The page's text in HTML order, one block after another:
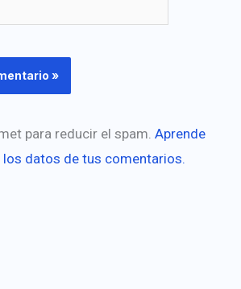
para reducir el spam.Aprende
datos de tus comentarios.